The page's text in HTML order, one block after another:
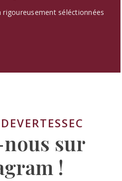
séléctionnées
sur
!